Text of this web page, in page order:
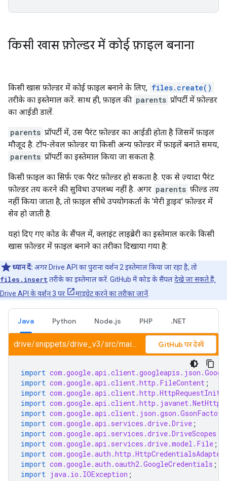
किसी खास फ़ोल्डर में कोई फ़ाइल बनाना
किसी खास फ़ोल्डर में कोई फ़ाइल बनाने के लिए, files.create()
तरीके का इस्तेमाल करें. साथ ही, फ़ाइल की parents प्रॉपर्टी में फ़ोल्डर
का आईडी डालें.
parents प्रॉपर्टी में, उस पैरंट फ़ोल्डर का आईडी होता है जिसमें फ़ाइल
मौजूद है. टॉप-लेवल फ़ोल्डर या किसी अन्य फ़ोल्डर में फ़ाइलें बनाते समय,
parents प्रॉपर्टी का इस्तेमाल किया जा सकता है.
किसी फ़ाइल का सिर्फ़ एक पैरंट फ़ोल्डर हो सकता है. एक से ज़्यादा पैरंट
फ़ोल्डर तय करने की सुविधा उपलब्ध नहीं है. अगर parents फ़ील्ड तय
नहीं किया जाता है, तो फ़ाइल सीधे उपयोगकर्ता के 'मेरी ड्राइव' फ़ोल्डर में
सेव हो जाती है.
यहां दिए गए कोड के सैंपल में, क्लाइंट लाइब्रेरी का इस्तेमाल करके किसी
खास फ़ोल्डर में फ़ाइल बनाने का तरीका दिखाया गया है:
ध्यान दें: अगर Drive API का पुराना वर्शन 2 इस्तेमाल किया जा रहा है, तो
files.insert तरीके का इस्तेमाल करें. GitHub में कोड के सैंपलदेखे जा सकते हैं.
Drive API के वर्शन 3 पर
माइग्रेट करने का तरीका जानें
Java Python Node.js PHP .NET
drive/snippets/drive_v3/src/main/java/UploadToFolder.java GitHub पर देखें
import
import com.google.api.client.http.FileContent ;
import
import
import com.google.api.client.json.gson.GsonFactory
import com.google.api.services.drive.Drive ;
import com.google.api.services.drive.DriveScopes
import com.google.api.services.drive.model.File ;
import com.google.auth.http.HttpCredentialsAdapter
import com.google.auth.oauth2.GoogleCredentials ;
import java.io.IOException ;